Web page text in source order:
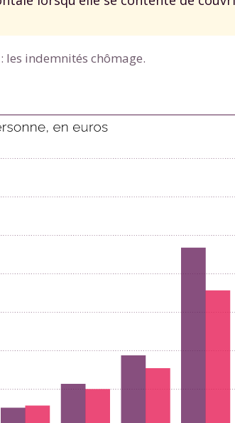
les indemnités chômage.
de vos données personnelles et pour